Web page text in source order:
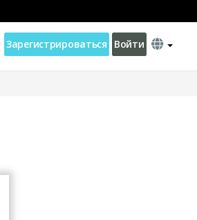
Зарегистрироваться Войти